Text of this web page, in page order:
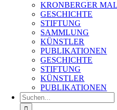
KRONBERGER
GESCHICHTE
STIFTUNG
SAMMLUNG
KÜNSTLER
PUBLIKATIONEN
GESCHICHTE
STIFTUNG
KÜNSTLER
PUBLIKATIONEN
Suche
nach: